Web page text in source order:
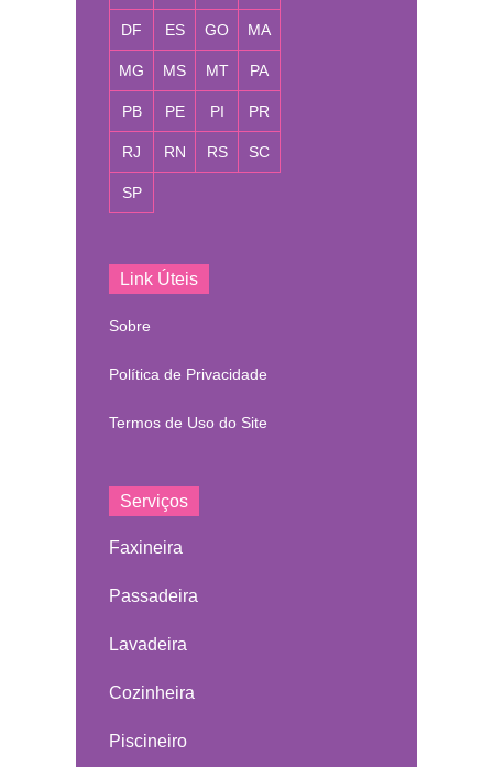
DF ES GO MA
MG MS MT PA
PB PE PI PR
RJ RN RS SC
SP
Link Úteis
Sobre
Política de Privacidade
Termos de Uso do Site
Serviços
Faxineira
Passadeira
Lavadeira
Cozinheira
Piscineiro